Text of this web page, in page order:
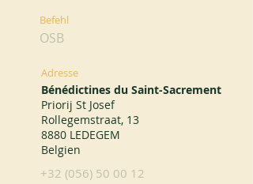
Befehl
OSB
Adresse
Bénédictines du Saint-Sacrement
Priorij St Josef
Rollegemstraat, 13
8880 LEDEGEM
Belgien
+32 (056) 50 00 12